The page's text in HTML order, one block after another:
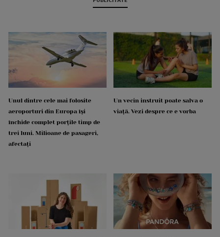
Unul dintre cele mai folosite
aeroporturi din Europa își
închide complet porțile timp de
trei luni. Milioane de pasageri,
afectați
Un vecin instruit poate salva o
viață. Vezi despre ce e vorba